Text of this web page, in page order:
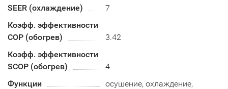
SEER (охлаждение)
7
Коэфф. эффективности
COP (обогрев)
3.42
Коэфф. эффективности
SCOP (обогрев)
4
Функции
осушение, охлаждение,